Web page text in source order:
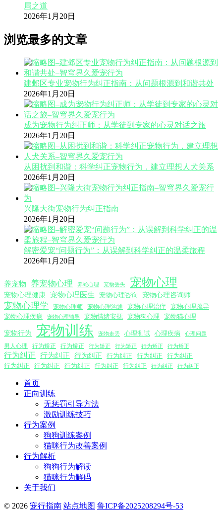
局之道
2026年1月20日
浏览最多的文章
建邺区专业宠物行为纠正指南：从问题根源到和谐共处
2026年1月20日
成为宠物行为纠正师：从学徒到专家的心灵对话之旅
2026年1月20日
从困扰到和谐：科学纠正宠物行为，建立理想人犬关系
2026年1月20日
兴隆大街宠物行为纠正指南
2026年1月20日
解密爱宠“问题行为”：从误解到科学纠正的温柔旅程
2026年1月20日
养宠物 养宠物心理 养蛇心理 宠物丢失 宠物心理
宠物心理健康 宠物心理医生 宠物心理咨询 宠物心理咨询师
宠物心理学 宠物心理师 宠物心理沟通 宠物心理治疗
宠物心理疏导
宠物心理疾病
宠物心理辅导 宠物情绪安抚 宠物狗心理 宠物猫心理
宠物行为 宠物训练 宠物走丢 心理测试 心理疾病 心理问题
男人心理 行为矫正 行为矫正 行为矫正 行为矫正 行为矫正 行为矫正
行为纠正 行为纠正 行为纠正 行为纠正 行为纠正
行为纠正
行为纠正
行为纠正 行为纠正 行为纠正 行为纠正 行为纠正 行为纠正
首页
正向训练
无惩罚引导方法
激励训练技巧
行为案例
狗狗训练案例
猫咪行为改善案例
行为解析
狗狗行为解读
猫咪行为解码
关于我们
© 2026 宠行指南 站点地图 鲁ICP备2025208294号-53